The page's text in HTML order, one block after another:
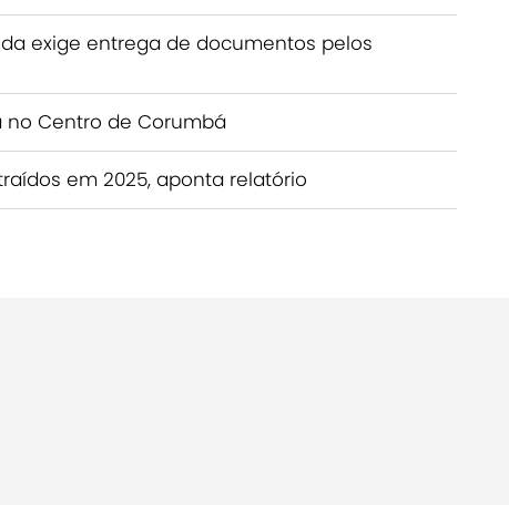
exige entrega de documentos pelos
no Centro de Corumbá
em 2025, aponta relatório